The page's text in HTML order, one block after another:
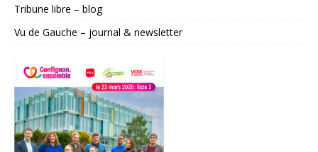
Tribune libre – blog
Vu de Gauche – journal & newsletter